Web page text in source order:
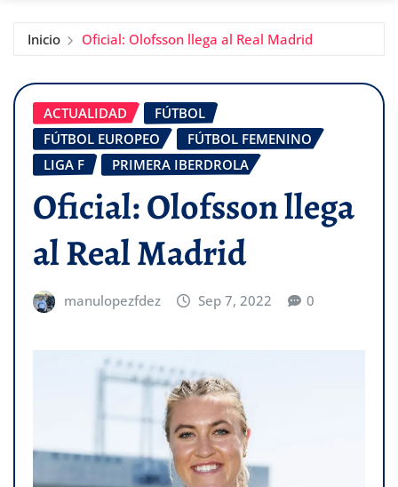
Inicio Oficial: Olofsson llega al Real Madrid
ACTUALIDAD
FÚTBOL
FÚTBOL EUROPEO
FÚTBOL FEMENINO
LIGA F
PRIMERA IBERDROLA
Oficial: Olofsson llega
al Real Madrid
manulopezfdez Sep 7, 2022 0